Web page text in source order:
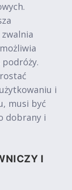
i
musi być
dobrany i
I